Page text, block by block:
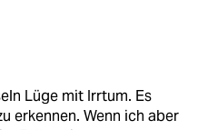
Lüge mit Irrtum. Es
erkennen. Wenn ich aber